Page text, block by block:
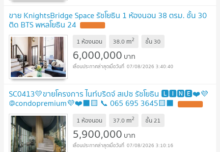
ขาย KnightsBridge Space รัชโยธิน 1 ห้องนอน 38 ตรม. ชั้น 30
ติด BTS พหลโยธิน 24
1 ห้องนอน 38.0 m2 ชั้น 30
6,000,000 บาท
07/08/2026 3:40:40
SC0413💛ขายโครงการ ไนท์บริดจ์ สเปซ รัชโยธิน 🅻🅸🅽🅴❤️💜
@condopremium💜❤️⬛🟨 📞 065 695 3645🟨⬛
1 ห้องนอน 37.0 m2 ชั้น21
5,900,000 บาท
07/08/2026 3:10:16